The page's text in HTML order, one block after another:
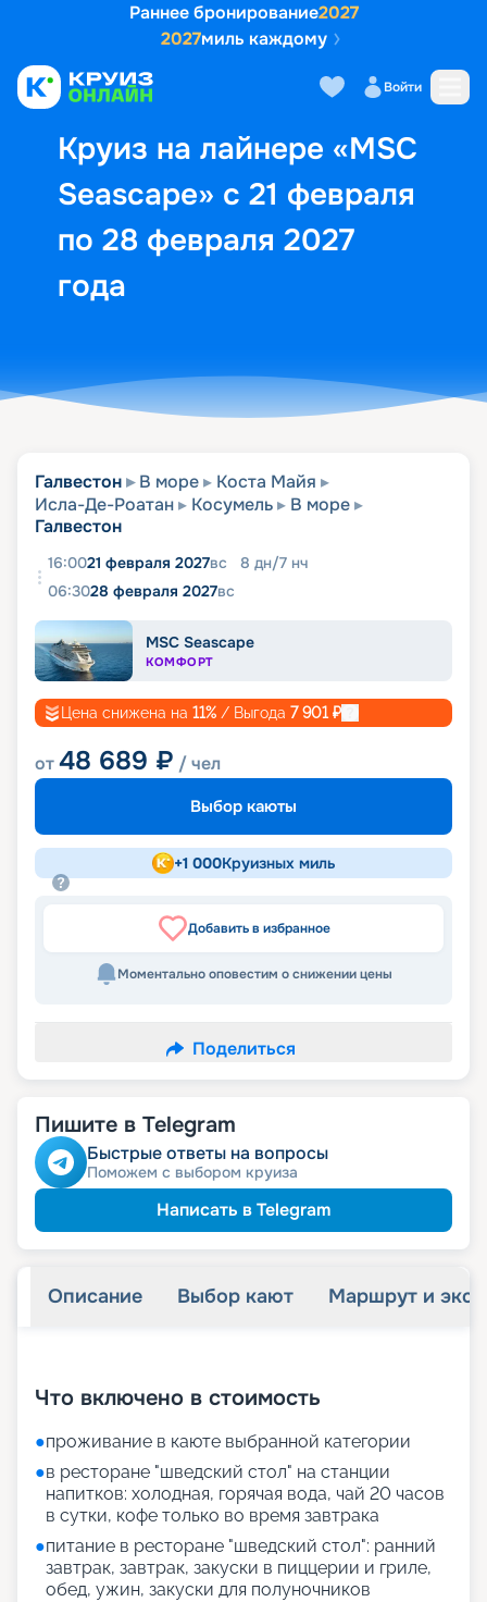
Раннее бронирование2027
2027миль каждому
Войти
Круиз на лайнере «MSC
Seascape» с 21 февраля
по 28 февраля 2027
года
Выбор кают Маршрут и
Галвестон В море
Коста Майя
Исла-Де-Роатан
Косумель
В море
Галвестон
16:0021 февраля 2027вс 8 дн/7 нч
06:3028 февраля 2027вс
MSC Seascape
КОМФОРТ
Цена снижена на 11% / Выгода 7 901₽
от48 689 ₽ / чел
Выбор каюты
+1 000Круизных миль
Добавить в избранное
Моментально оповестим о снижении цены
Поделиться
Пишите в Telegram
Быстрые ответы на вопросы
Поможем с выбором круиза
Написать в Telegram
Описание Выбор кают Маршрут и
Что включено в стоимость
●проживание в каюте выбранной категории
●в ресторане "шведский стол" на станции
напитков: холодная, горячая вода, чай 20 часов
в сутки, кофе только во время завтрака
●питание в ресторане "шведский стол": ранний
завтрак, завтрак, закуски в пиццерии и гриле,
обед, ужин, закуски для полуночников